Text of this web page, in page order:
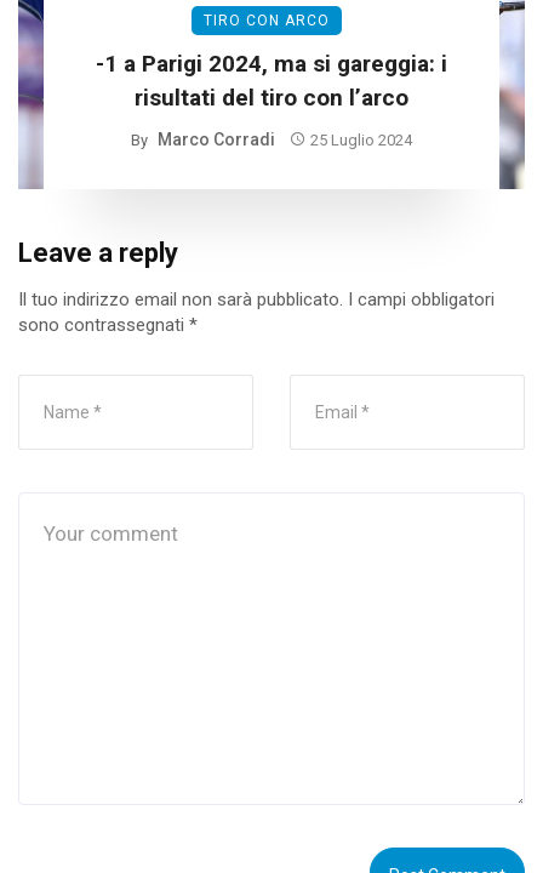
TIRO CON ARCO
-1 a Parigi 2024, ma si gareggia: i
risultati del tiro con l’arco
By Marco Corradi 25 Luglio 2024
Leave a reply
Il tuo indirizzo email non sarà pubblicato. I campi obbligatori
sono contrassegnati *